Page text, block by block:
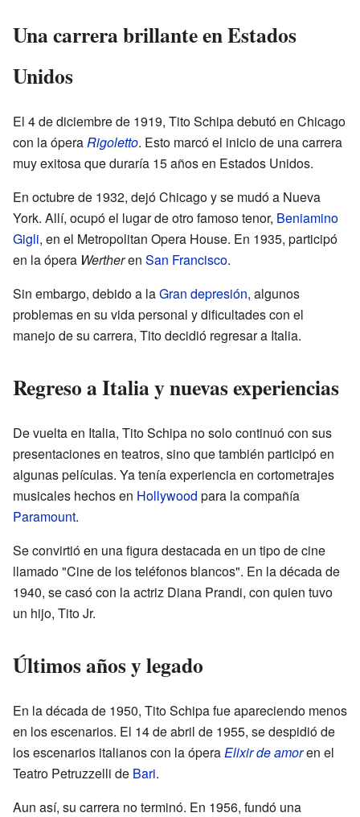
Una carrera brillante en Estados
Unidos
El 4 de diciembre de 1919, Tito Schipa debutó en Chicago
con la óperaRigoletto. Esto marcó el inicio de una carrera
muy exitosa que duraría 15 años en Estados Unidos.
En octubre de 1932, dejó Chicago y se mudó a Nueva
York. Allí, ocupó el lugar de otro famoso tenor, Beniamino
Gigli, en el Metropolitan Opera House. En 1935, participó
en la ópera Wertheren San Francisco.
Sin embargo, debido a laGran depresión, algunos
problemas en su vida personal y dificultades con el
manejo de su carrera, Tito decidió regresar a Italia.
Regreso a Italia y nuevas experiencias
De vuelta en Italia, Tito Schipa no solo continuó con sus
presentaciones en teatros, sino que también participó en
algunas películas. Ya tenía experiencia en cortometrajes
musicales hechos en Hollywood para la compañía
Paramount.
Se convirtió en una figura destacada en un tipo de cine
llamado "Cine de los teléfonos blancos". En la década de
1940, se casó con la actriz Diana Prandi, con quien tuvo
un hijo, Tito Jr.
Últimos años y legado
En la década de 1950, Tito Schipa fue apareciendo menos
en los escenarios. El 14 de abril de 1955, se despidió de
los escenarios italianos con la óperaElixir de amoren el
Teatro Petruzzelli de Bari.
Aun así, su carrera no terminó. En 1956, fundó una